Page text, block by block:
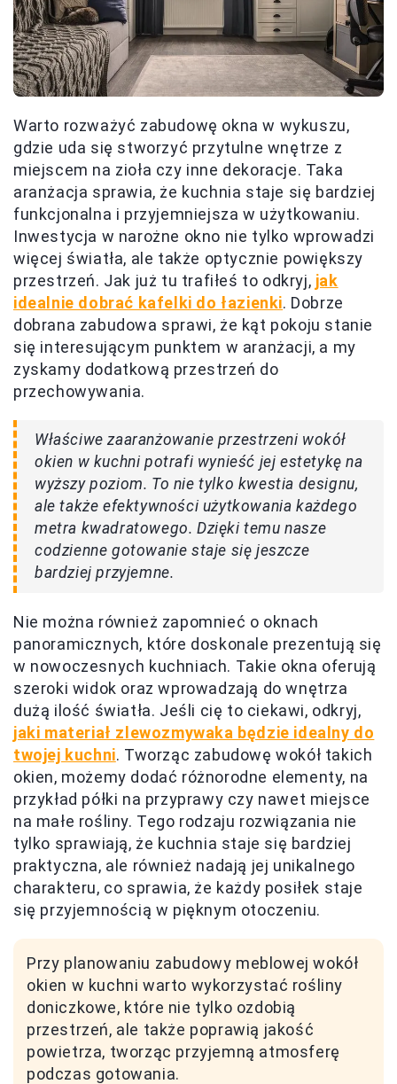
Warto rozważyć zabudowę okna w wykuszu,
gdzie uda się stworzyć przytulne wnętrze z
miejscem na zioła czy inne dekoracje. Taka
aranżacja sprawia, że kuchnia staje się bardziej
funkcjonalna i przyjemniejsza w użytkowaniu.
Inwestycja w narożne okno nie tylko wprowadzi
więcej światła, ale także optycznie powiększy
przestrzeń. Jak już tu trafiłeś to odkryj, jak
idealnie dobrać kafelki do łazienki. Dobrze
dobrana zabudowa sprawi, że kąt pokoju stanie
się interesującym punktem w aranżacji, a my
zyskamy dodatkową przestrzeń do
przechowywania.
Właściwe zaaranżowanie przestrzeni wokół
okien w kuchni potrafi wynieść jej estetykę na
wyższy poziom. To nie tylko kwestia designu,
ale także efektywności użytkowania każdego
metra kwadratowego. Dzięki temu nasze
codzienne gotowanie staje się jeszcze
bardziej przyjemne.
Nie można również zapomnieć o oknach
panoramicznych, które doskonale prezentują się
w nowoczesnych kuchniach. Takie okna oferują
szeroki widok oraz wprowadzają do wnętrza
dużą ilość światła. Jeśli cię to ciekawi, odkryj,
jaki materiał zlewozmywaka będzie idealny do
twojej kuchni. Tworząc zabudowę wokół takich
okien, możemy dodać różnorodne elementy, na
przykład półki na przyprawy czy nawet miejsce
na małe rośliny. Tego rodzaju rozwiązania nie
tylko sprawiają, że kuchnia staje się bardziej
praktyczna, ale również nadają jej unikalnego
charakteru, co sprawia, że każdy posiłek staje
się przyjemnością w pięknym otoczeniu.
Przy planowaniu zabudowy meblowej wokół
okien w kuchni warto wykorzystać rośliny
doniczkowe, które nie tylko ozdobią
przestrzeń, ale także poprawią jakość
powietrza, tworząc przyjemną atmosferę
podczas gotowania.